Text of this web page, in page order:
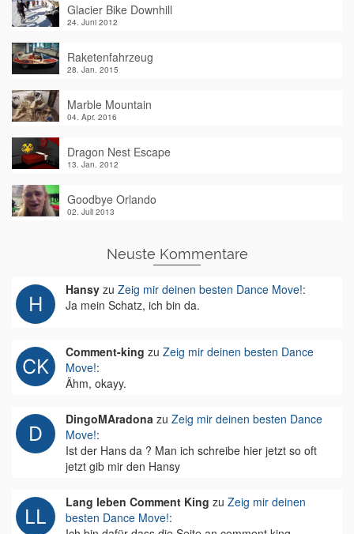
Glacier Bike Downhill
24. Juni 2012
Raketenfahrzeug
28. Jan. 2015
Marble Mountain
04. Apr. 2016
Dragon Nest Escape
13. Jan. 2012
Goodbye Orlando
02. Juli 2013
Neuste Kommentare
Hansy zu Zeig mir deinen besten Dance Move!:
Ja mein Schatz, ich bin da.
Comment-king zu Zeig mir deinen besten Dance
Move!:
Ähm, okayy.
DingoMAradona zu Zeig mir deinen besten Dance
Move!:
Ist der Hans da ? Man ich schreibe hier jetzt so oft
jetzt gib mir den Hansy
Lang leben Comment King zu Zeig mir deinen
besten Dance Move!: